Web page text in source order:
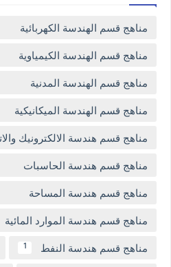
مناهج قسم الهندسة الكهربائية
مناهج قسم الهندسة الكيمياوية
مناهج قسم الهندسة المدنية
مناهج قسم الهندسة الميكانيكية
مناهج قسم هندسة الالكترونيك
مناهج قسم هندسة الحاسبات
مناهج قسم هندسة المساحة
مناهج قسم هندسة الموارد المائية
مناهج قسم هندسة النفط 1